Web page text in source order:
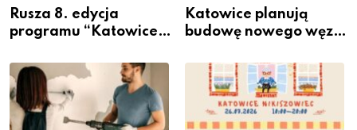
Rusza 8. edycja
programu “Katowice
– nabór dla
przedsiębiorców
Katowice planują
budowę nowego węzła
Podlesiu